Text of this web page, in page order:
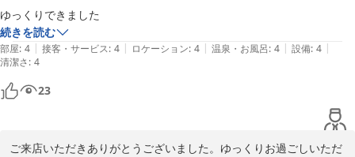
アーバンホテル京都
アーバンホテル京都
2026-07-23
ゆっくりできました
続きを読む
部屋: 4 | 接客・サービス: 4 | ロケーション: 4 | 温泉・お風呂: 4 | 設備: 4 |
清潔さ: 4
23
ご来店いただきありがとうございました。ゆっくりお過ごしいただ